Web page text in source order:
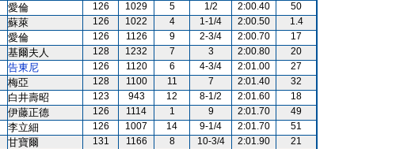
愛倫 126 1029 5 1/2 2:00.40
50
蘇萊 126 1022 4 1-1/4 2:00.50
1.4
愛倫 126 1126 9 2-3/4 2:00.70
17
基爾夫人 128 1232 7 3 2:00.80
20
告東尼 126 1120 6 4-3/4 2:01.00
27
梅亞 128 1100 11 7 2:01.40
32
白井壽昭 123 943 12 8-1/2 2:01.60
18
伊藤正德 126 1114 1 9 2:01.70
49
李立細 126 1007 14 9-1/4 2:01.70
51
甘寶爾 131 1166 8 10-3/4 2:01.90
21